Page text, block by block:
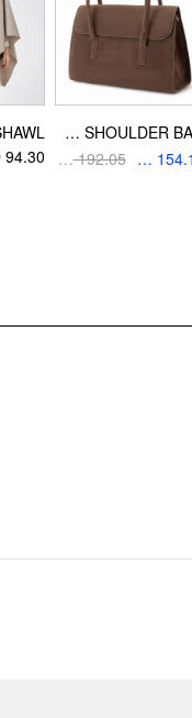
نوع الأصبع: طرف مدبب
معلومات التصميم
المناسبة: رسمي يومي
FAUX SUEDE SHOULDER BAG
AED 154.10
AED 192.05
94.30